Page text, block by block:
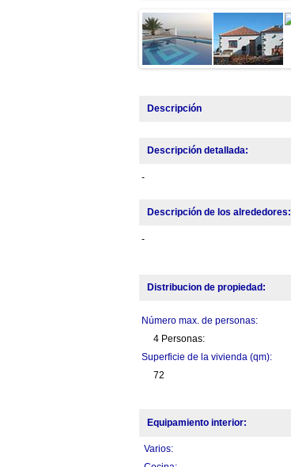
Descripción
Descripción detallada:
-
Descripción de los alrededores:
-
Distribucion de propiedad:
Número max. de personas:
4 Personas:
Superficie de la vivienda (qm):
72
Equipamiento interior:
Varios: